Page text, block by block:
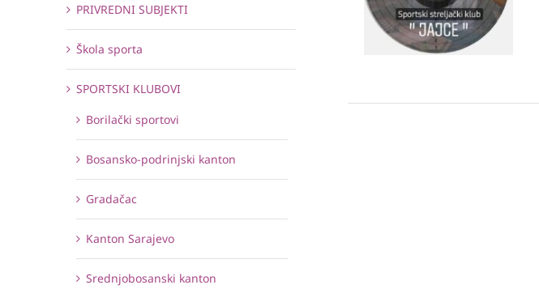
PRIVREDNI SUBJEKTI
Škola sporta
SPORTSKI KLUBOVI
Borilački sportovi
Bosansko-podrinjski kanton
Gradačac
Kanton Sarajevo
Srednjobosanski kanton